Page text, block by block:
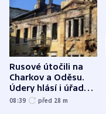
Rusové útočili na
Charkov a Oděsu.
Údery hlásí i úřady v
Bělgorodu
08:39 před 28 m